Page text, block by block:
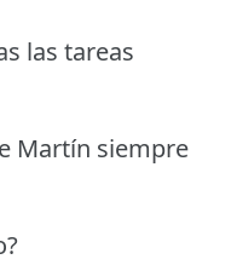
las tareas
Martín siempre